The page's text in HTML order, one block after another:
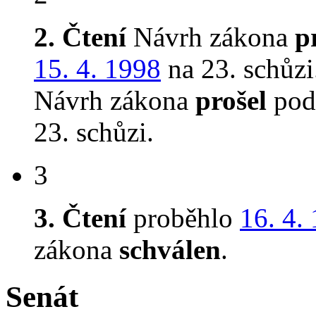
2. ČteníNávrh zákona
15. 4. 1998 na 23.
Návrh zákona prošel
23. schůzi.
3
3. Čteníproběhlo 16. 4.
zákona schválen.
Senát